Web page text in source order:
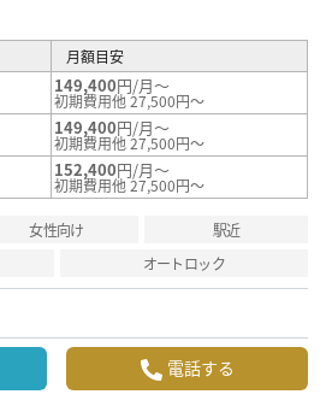
月額目安
149,400円/月～
初期費用他 27,500円～
149,400円/月～
初期費用他 27,500円～
152,400円/月～
初期費用他 27,500円～
女性向け
駅近
オートロック
電話する